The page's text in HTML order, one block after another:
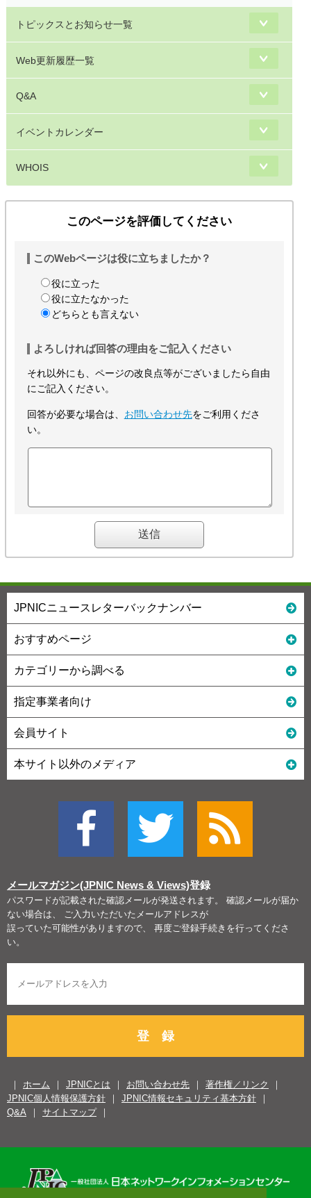
トピックスとお知らせ一覧
Web更新履歴一覧
Q&A
イベントカレンダー
WHOIS
このページを評価してください
このWebページは役に立ちましたか？
役に立った
役に立たなかった
どちらとも言えない
よろしければ回答の理由をご記入ください
それ以外にも、ページの改良点等がございましたら自由
にご記入ください。
回答が必要な場合は、 お問い合わせ先をご利用くださ
い。
JPNICニュースレターバックナンバー
おすすめページ
カテゴリーから調べる
指定事業者向け
会員サイト
本サイト以外のメディア
メールマガジン(JPNIC News & Views)登録
パスワードが記載された確認メールが発送されます。 確認メールが届か
ない場合は、 ご入力いただいたメールアドレスが
誤っていた可能性がありますので、 再度ご登録手続きを行ってくださ
い。
登 録
ホーム JPNICとは お問い合わせ先
著作権／リンク
JPNIC個人情報保護方針
JPNIC情報セキュリティ基本方針
Q&A
サイトマップ